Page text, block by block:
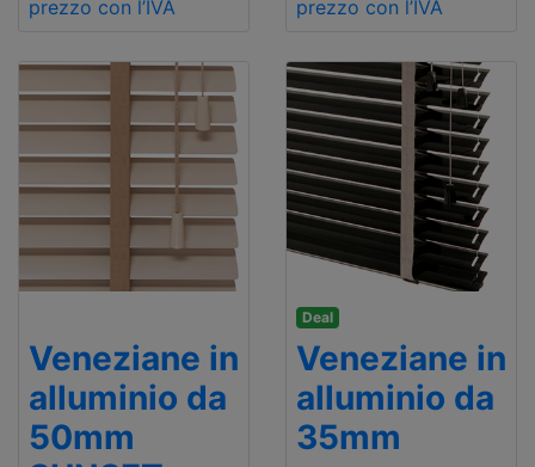
prezzo con l’IVA
prezzo con l’IVA
Veneziane in
alluminio da
50mm
Deal
Veneziane in
alluminio da
35mm